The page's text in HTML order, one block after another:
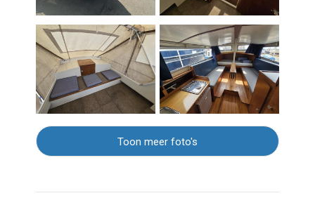
Toon meer foto's